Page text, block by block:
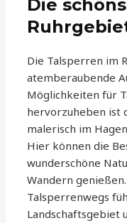
Die
Die Talsperren im
atemberaubende
Möglichkeiten für
hervorzuheben ist
malerisch im
Hier können die
wunderschöne
Wandern
Talsperrenwegs
Landschaftsgebiet